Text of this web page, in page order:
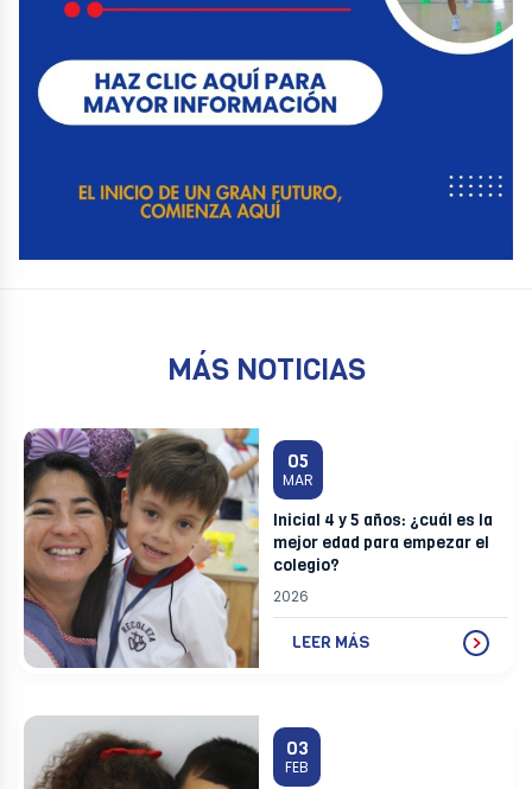
MÁS NOTICIAS
05
MAR
Inicial 4 y 5 años: ¿cuál es la
mejor edad para empezar el
colegio?
2026
LEER MÁS
03
FEB